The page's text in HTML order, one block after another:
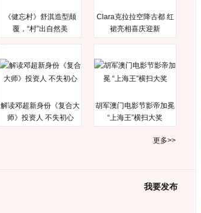
《健忘村》舒淇造型颠
覆，“村”出自然美
Clara克拉拉空降古都 红
裙亮相喜庆迎新
解读邓超新身份《复合大
师》投资人 不失初心
胡军澳门电影节影帝加冕
“上海王”横扫大奖
更多>>
我要发布